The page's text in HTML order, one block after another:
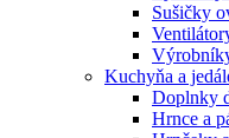
Sušičky
Kuchyňa a
Doplnky
Hrnce a